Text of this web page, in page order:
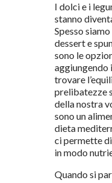
I dolci e i
stanno
Spesso
dessert e
sono le
aggiungendo
trovare
prelibatezze
della nostra
sono un
dieta
ci permette
in modo
Quando si